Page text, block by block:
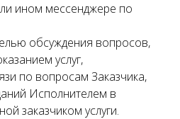
ином мессенджере по
обсуждения вопросов,
услуг,
по вопросам Заказчика,
Исполнителем в
заказчиком услуги.